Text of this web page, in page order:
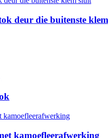
deur die buitenste
kamoefleerafwerking